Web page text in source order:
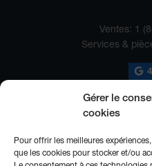
Gérer le
cookies
Pour offrir les meilleures
que les cookies pour stocker et/ou
Ventes: 1
Services &